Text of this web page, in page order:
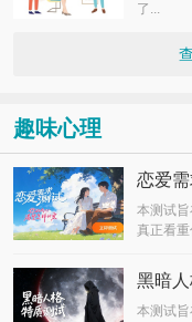
了...
趣味心理
恋爱
本测试
真正看
黑暗
本测试